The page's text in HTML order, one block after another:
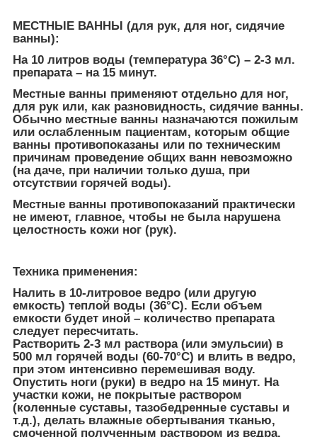
МЕСТНЫЕ ВАННЫ (для рук, для ног, сидячие
ванны):
На 10 литров воды (температура 36°С) – 2-3 мл.
препарата – на 15 минут.
Местные ванны применяют отдельно для ног,
для рук или, как разновидность, сидячие ванны.
Обычно местные ванны назначаются пожилым
или ослабленным пациентам, которым общие
ванны противопоказаны или по техническим
причинам проведение общих ванн невозможно
(на даче, при наличии только душа, при
отсутствии горячей воды).
Местные ванны противопоказаний практически
не имеют, главное, чтобы не была нарушена
целостность кожи ног (рук).
Техника применения:
Налить в 10-литровое ведро (или другую
емкость) теплой воды (36°С). Если объем
емкости будет иной – количество препарата
следует пересчитать.
Растворить 2-3 мл раствора (или эмульсии) в
500 мл горячей воды (60-70°С) и влить в ведро,
при этом интенсивно перемешивая воду.
Опустить ноги (руки) в ведро на 15 минут. На
участки кожи, не покрытые раствором
(коленные суставы, тазобедренные суставы и
т.д.), делать влажные обертывания тканью,
смоченной полученным раствором из ведра.